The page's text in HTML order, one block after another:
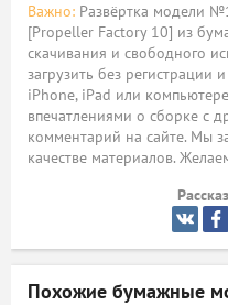
Важно: Развёртка модели
[Propeller Factory 10] из
скачивания и свободного
загрузить без регистрации
iPhone, iPad или
впечатлениями о сборке с
комментарий на сайте. Мы
качестве материалов.
Похожие бумажные